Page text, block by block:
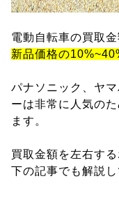
電動自転車の買取
新品価格の
パナソニック、ヤ
ーは非常に人気の
ます。
買取金額を左右す
下の記事でも解説し